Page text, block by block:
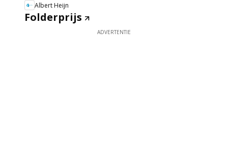
Albert Heijn
Folderprijs
ADVERTENTIE